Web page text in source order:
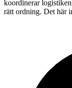
koordinerar
rätt ordning. Det här